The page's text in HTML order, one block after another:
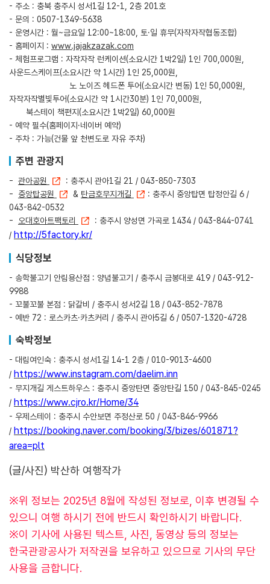
- 주소 : 충북 충주시 성서1길 12-1, 2층 201호
- 문의 : 0507-1349-5638
- 운영시간 : 월~금요일 12:00~18:00, 토·일 휴무(자작자작협동조합)
- 홈페이지 : www.jajakzazak.com
- 체험프로그램 : 자작자작 런케이션(소요시간 1박2일) 1인 700,000원,
사운드스케이프(소요시간 약 1시간) 1인 25,000원,
노 노이즈 헤드폰 투어(소요시간 변동) 1인 50,000원,
자작자작별빛투어(소요시간 약 1시간30분) 1인 70,000원,
북스테이 책편지(소요시간 1박2일) 60,000원
- 예약 필수(홈페이지·네이버 예약)
- 주차 : 가능(건물 앞 천변도로 자유 주차)
주변 관광지
- 관아공원
: 충주시 관아1길 21 / 043-850-7303
- 중앙탑공원 & 탄금호무지개길
: 충주시 중앙탑면 탑정안길 6 /
043-842-0532
-
오대호아트팩토리
: 충주시 양성면 가곡로 1434 / 043-844-0741
/ http://5factory.kr/
식당정보
- 송학불고기 안림용산점 : 양념불고기 / 충주시 금봉대로 419 / 043-912-
9988
- 꼬불꼬불 본점 : 닭갈비 / 충주시 성서2길 18 / 043-852-7878
- 예반 72 : 로스카츠·카츠커리 / 충주시 관아5길 6 / 0507-1320-4728
숙박정보
- 대림여인숙 : 충주시 성서1길 14-1 2층 / 010-9013-4600
/ https://www.instagram.com/daelim.inn
- 무지개길 게스트하우스 : 충주시 중앙탄면 중앙탄길 150 / 043-845-0245
/ https://www.cjro.kr/Home/34
- 우제스테이 : 충주시 수안보면 주정산로 50 / 043-846-9966
/ https://booking.naver.com/booking/3/bizes/601871?
area=plt
(글/사진) 박산하 여행작가
※위 정보는 2025년 8월에 작성된 정보로, 이후 변경될 수
있으니 여행 하시기 전에 반드시 확인하시기 바랍니다.
※이 기사에 사용된 텍스트, 사진, 동영상 등의 정보는
한국관광공사가 저작권을 보유하고 있으므로 기사의 무단
사용을 금합니다.